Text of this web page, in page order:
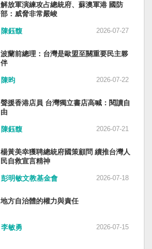
解放軍演練攻占總統府、蘇澳軍港 國防
部：威脅非常嚴峻
陳鈺馥 2026-07-27
波蘭前總理：台灣是歐盟至關重要民主夥
伴
陳昀 2026-07-22
聲援香港店員 台灣獨立書店高喊：閱讀自
由
陳鈺馥 2026-07-21
楊黃美幸獲聘總統府國策顧問 續推台灣人
民自救宣言精神
彭明敏文教基金會 2026-07-18
地方自治體的權力與責任
李敏勇 2026-07-15